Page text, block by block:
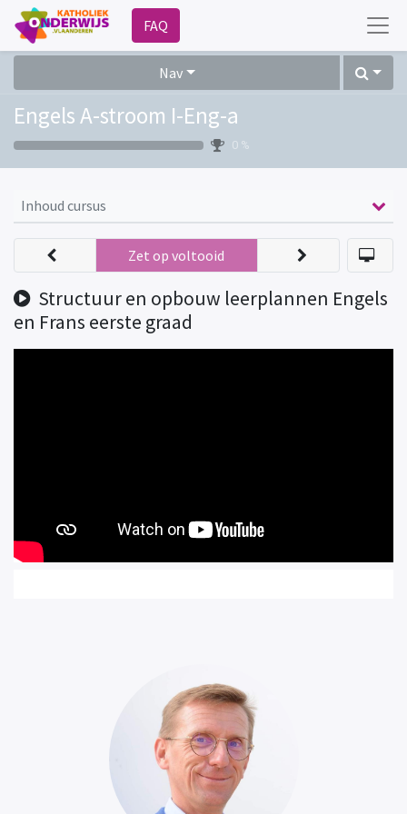
FAQ
Nav
Engels A-stroom I-Eng-a
0 %
Inhoud cursus
Structuur en opbouw leerplannen Engels
en Frans eerste graad
Zet op voltooid